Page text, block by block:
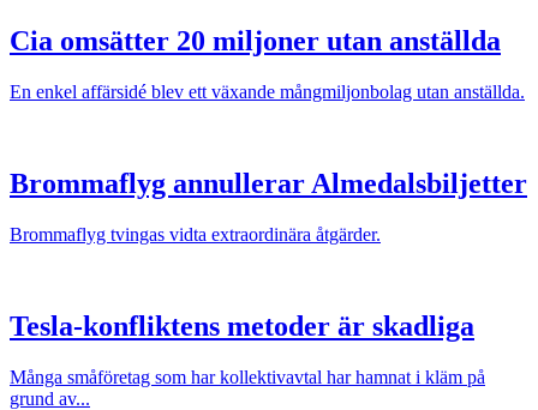
Cia omsätter 20 miljoner utan anställda
En enkel affärsidé blev ett växande mångmiljonbolag utan anställda.
Brommaflyg annullerar Almedalsbiljetter
Brommaflyg tvingas vidta extraordinära åtgärder.
Tesla-konfliktens metoder är skadliga
Många småföretag som har kollektivavtal har hamnat i kläm på
grund av...